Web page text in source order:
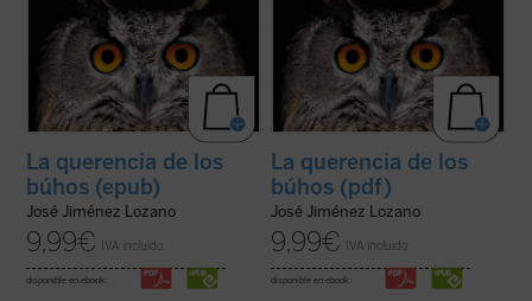
La querencia de los
búhos (epub)
José Jiménez Lozano
9,99€ IVA incluido
disponible en ebook:
La querencia de los
búhos (pdf)
José Jiménez Lozano
9,99€ IVA incluido
disponible en ebook: